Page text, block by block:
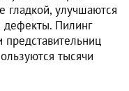
гладкой, улучшаются
дефекты. Пилинг
тысячи